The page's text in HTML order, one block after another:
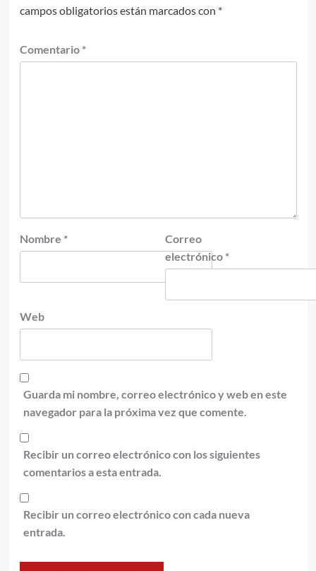
campos obligatorios están marcados con *
Comentario *
Nombre *
Correo
electrónico *
Web
Guarda mi nombre, correo electrónico y web en este
navegador para la próxima vez que comente.
Recibir un correo electrónico con los siguientes
comentarios a esta entrada.
Recibir un correo electrónico con cada nueva
entrada.